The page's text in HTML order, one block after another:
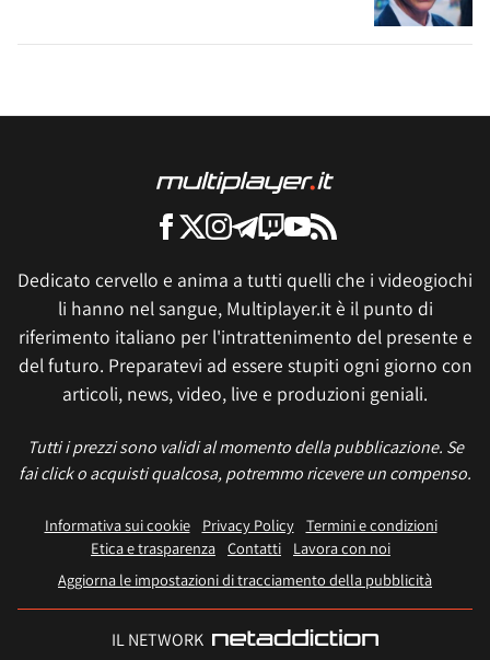
Dedicato cervello e anima a tutti quelli che i videogiochi
li hanno nel sangue, Multiplayer.it è il punto di
riferimento italiano per l'intrattenimento del presente e
del futuro. Preparatevi ad essere stupiti ogni giorno con
articoli, news, video, live e produzioni geniali.
Tutti i prezzi sono validi al momento della pubblicazione. Se
fai click o acquisti qualcosa, potremmo ricevere un compenso.
Informativa sui cookie Privacy Policy
Termini e condizioni
Etica e trasparenza Contatti
Lavora con noi
Aggiorna le impostazioni di tracciamento della pubblicità
IL NETWORK